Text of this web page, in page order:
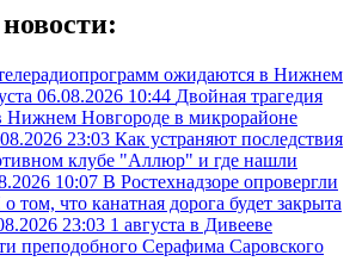
ожидаются в Нижнем
06.08.2026 10:44 Двойная трагедия
Нижнем Новгороде в микрорайоне
23:03 Как устраняют последствия
клубе "Аллюр" и где нашли
10:07 В Ростехнадзоре опровергли
том, что канатная дорога будет закрыта
23:03 1 августа в Дивееве
преподобного Серафима Саровского